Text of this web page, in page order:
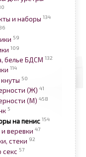
и наборы 134
59
109
белье БДСМ 132
114
50
(Ж) 41
(М) 458
5
на пенис 154
веревки 47
стеки 92
секс 57